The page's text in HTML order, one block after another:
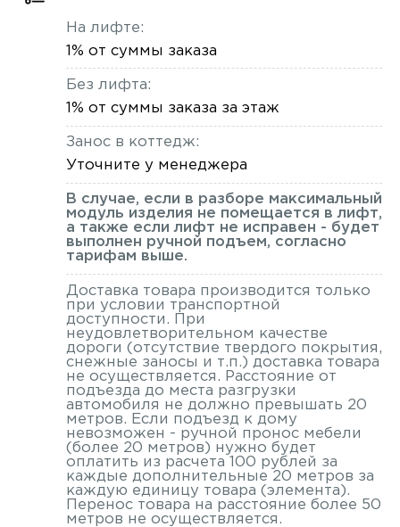
На лифте:
1% от суммы заказа
Без лифта:
1% от суммы заказа за этаж
Занос в коттедж:
Уточните у менеджера
В случае, если в разборе максимальный
модуль изделия не помещается в лифт,
а также если лифт не исправен - будет
выполнен ручной подъем, согласно
тарифам выше.
Доставка товара производится только
при условии транспортной
доступности. При
неудовлетворительном качестве
дороги (отсутствие твердого покрытия,
снежные заносы и т.п.) доставка товара
не осуществляется. Расстояние от
подъезда до места разгрузки
автомобиля не должно превышать 20
метров. Если подъезд к дому
невозможен - ручной пронос мебели
(более 20 метров) нужно будет
оплатить из расчета 100 рублей за
каждые дополнительные 20 метров за
каждую единицу товара (элемента).
Перенос товара на расстояние более 50
метров не осуществляется.